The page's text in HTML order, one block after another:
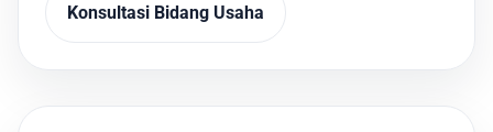
Konsultasi Bidang Usaha